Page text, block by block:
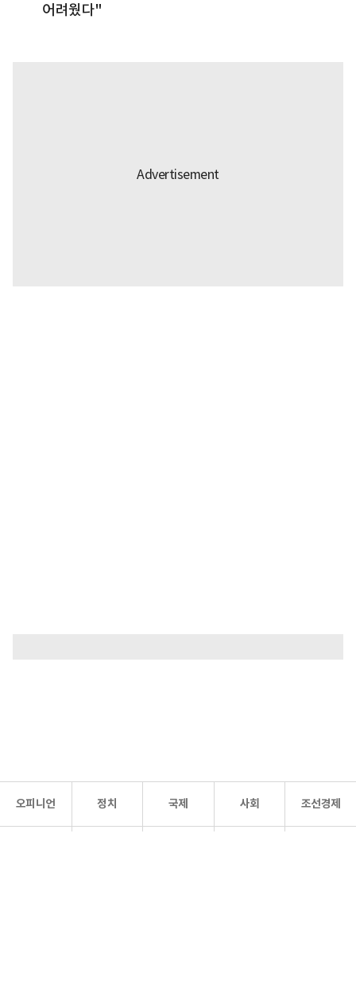
어려웠다"
오피니언 정치 국제 사회 조선경제